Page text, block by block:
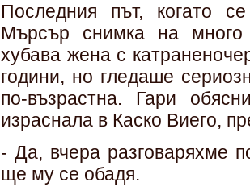
Последния път, когато
Мърсър снимка на
хубава жена с
години, но гледаше
по-възрастна. Гари
израснала в Каско Виего,
- Да, вчера разговаряхме
ще му се обадя.